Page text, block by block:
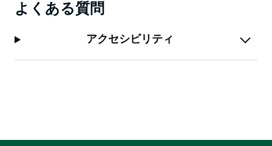
よくある質問
アクセシビリティ